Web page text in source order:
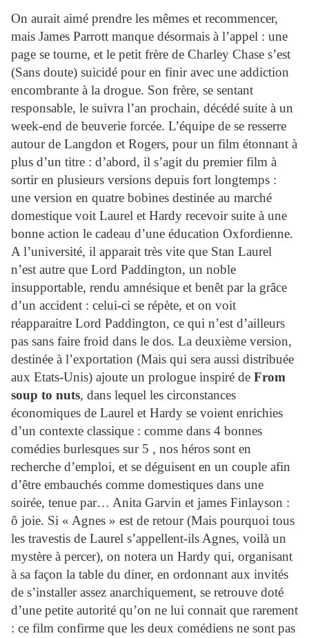
On aurait aimé prendre les mêmes et recommencer,
mais James Parrott manque désormais à l’appel : une
page se tourne, et le petit frère de Charley Chase s’est
(Sans doute) suicidé pour en finir avec une addiction
encombrante à la drogue. Son frère, se sentant
responsable, le suivra l’an prochain, décédé suite à un
week-end de beuverie forcée. L’équipe de se resserre
autour de Langdon et Rogers, pour un film étonnant à
plus d’un titre : d’abord, il s’agit du premier film à
sortir en plusieurs versions depuis fort longtemps :
une version en quatre bobines destinée au marché
domestique voit Laurel et Hardy recevoir suite à une
bonne action le cadeau d’une éducation Oxfordienne.
A l’université, il apparait très vite que Stan Laurel
n’est autre que Lord Paddington, un noble
insupportable, rendu amnésique et benêt par la grâce
d’un accident : celui-ci se répète, et on voit
réapparaitre Lord Paddington, ce qui n’est d’ailleurs
pas sans faire froid dans le dos. La deuxième version,
destinée à l’exportation (Mais qui sera aussi distribuée
aux Etats-Unis) ajoute un prologue inspiré de From
soup to nuts, dans lequel les circonstances
économiques de Laurel et Hardy se voient enrichies
d’un contexte classique : comme dans 4 bonnes
comédies burlesques sur 5 , nos héros sont en
recherche d’emploi, et se déguisent en un couple afin
d’être embauchés comme domestiques dans une
soirée, tenue par… Anita Garvin et james Finlayson :
ô joie. Si « Agnes » est de retour (Mais pourquoi tous
les travestis de Laurel s’appellent-ils Agnes, voilà un
mystère à percer), on notera un Hardy qui, organisant
à sa façon la table du diner, en ordonnant aux invités
de s’installer assez anarchiquement, se retrouve doté
d’une petite autorité qu’on ne lui connait que rarement
: ce film confirme que les deux comédiens ne sont pas